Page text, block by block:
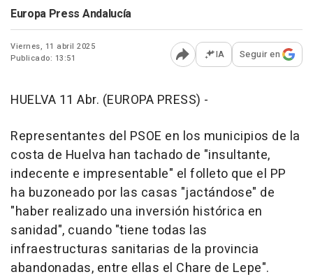
Europa Press Andalucía
Viernes, 11 abril 2025
Publicado: 13:51
Abrir opciones para
IA Seguir en
HUELVA 11 Abr. (EUROPA PRESS) -
Representantes del PSOE en los municipios de la
costa de Huelva han tachado de "insultante,
indecente e impresentable" el folleto que el PP
ha buzoneado por las casas "jactándose" de
"haber realizado una inversión histórica en
sanidad", cuando "tiene todas las
infraestructuras sanitarias de la provincia
abandonadas, entre ellas el Chare de Lepe".